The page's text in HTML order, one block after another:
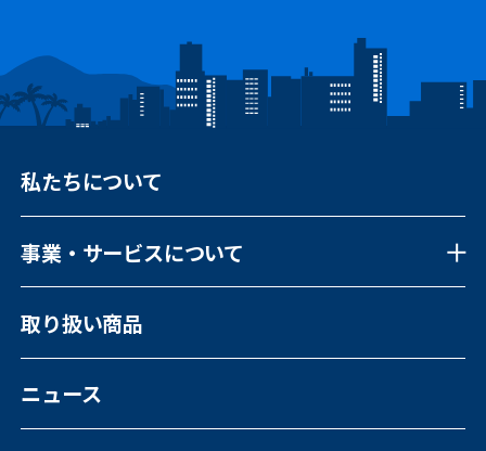
私たちについて
事業・サービスについて
事業・サービスについて一覧
福祉向けソフトウェア
コンピュータ・OA機器販売
外国人の人材紹介
取り扱い商品
ニュース